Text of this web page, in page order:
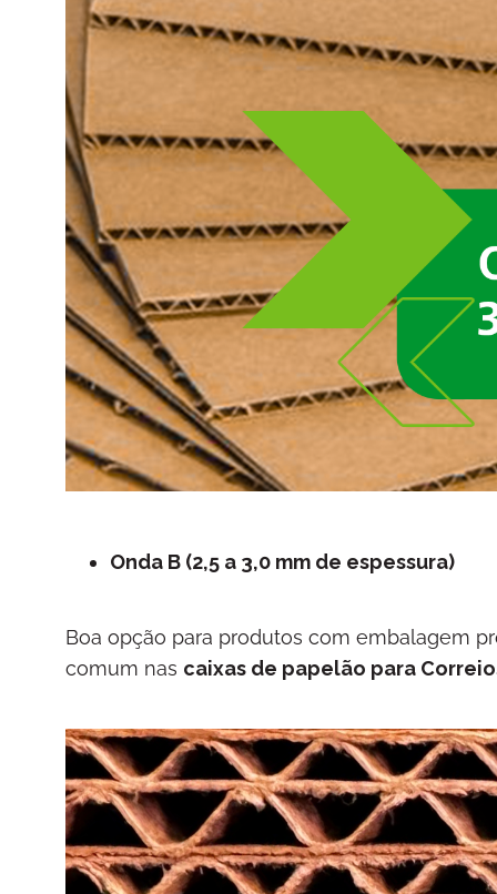
Onda B (2,5 a 3,0 mm de espessura)
Boa opção para produtos com embalagem
comum nas caixas de papelão para